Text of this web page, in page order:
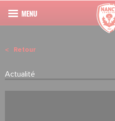
Retour
Actualité